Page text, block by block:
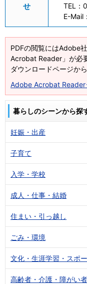
せ
TEL：
E-Mail：
PDFの閲覧にはAdobe
Acrobat Reader」が必
ダウンロードページか
Adobe Acrobat Reader
暮らしのシーンから探
妊娠・出産
子育て
入学・学校
成人・仕事・結婚
住まい・引っ越し
ごみ・環境
文化・生涯学習・スポ
高齢者・介護・障がい者